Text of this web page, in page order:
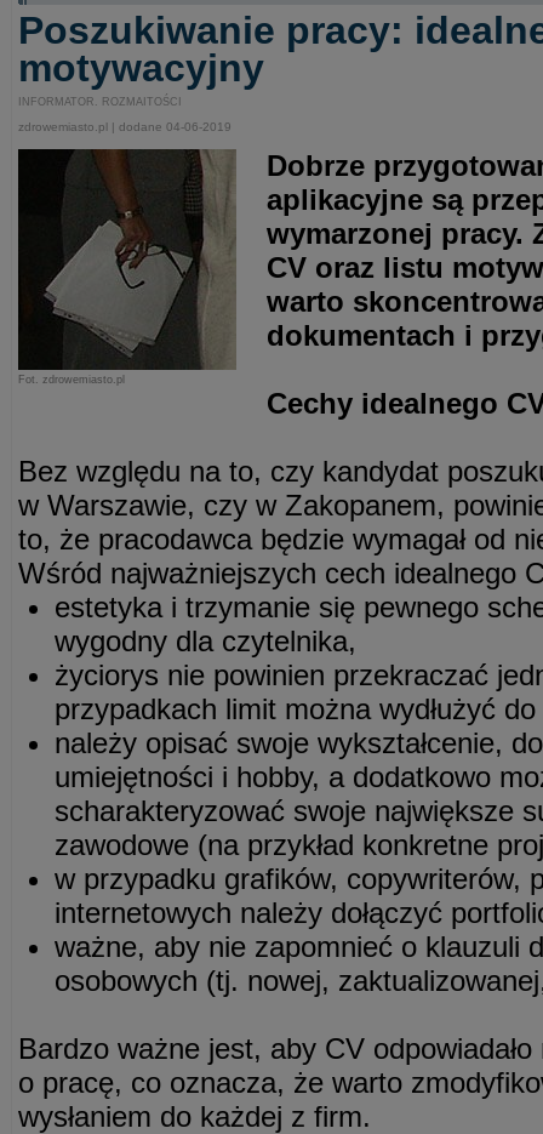
Poszukiwanie pracy:
motywacyjny
INFORMATOR. ROZMAITOŚCI
zdrowemiasto.pl | dodane 04-06-2019
Fot. zdrowemiasto.pl
Dobrze
aplikacyjne są
wymarzonej pracy.
CV oraz listu
warto
dokumentach i
Cechy idealnego
Bez względu na to, czy kandydat
w Warszawie, czy w Zakopanem,
to, że pracodawca będzie wymagał od
Wśród najważniejszych cech idealnego
estetyka i trzymanie się pewnego
wygodny dla czytelnika,
życiorys nie powinien przekraczać
przypadkach limit można wydłużyć
należy opisać swoje wykształcenie,
umiejętności i hobby, a dodatkowo
scharakteryzować swoje największe
zawodowe (na przykład konkretne
w przypadku grafików, copywriterów,
internetowych należy dołączyć
ważne, aby nie zapomnieć o klauzuli
osobowych (tj. nowej,
Bardzo ważne jest, aby CV
o pracę, co oznacza, że warto
wysłaniem do każdej z firm.